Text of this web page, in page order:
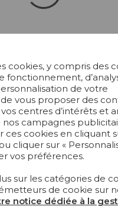
de la 3D 0%
white (TS020)
cookies, y compris des
fonctionnement,
de votre
vous proposer des
centres d’intérêts et
campagnes
cookies en cliquant
cliquer sur «
vos préférences.
sur les catégories de
de cookie sur
notice dédiée à la